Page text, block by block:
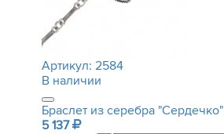
Артикул: 2584
В наличии
Браслет из серебра "Сердечко"
5 137